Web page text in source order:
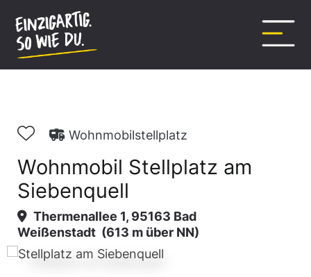
springen
Wohnmobilstellplatz
Wohnmobil Stellplatz am
Siebenquell
Thermenallee 1, 95163 Bad
Weißenstadt (613 m über NN)